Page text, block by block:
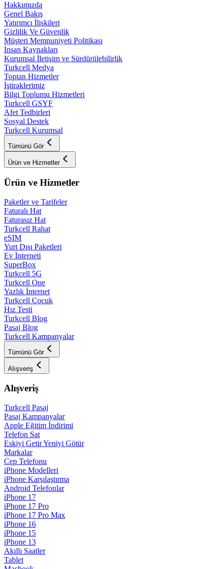
Hakkımızda
Genel Bakış
Yatırımcı İlişkileri
Gizlilik Ve Güvenlik
Müşteri Memnuniyeti Politikası
İnsan Kaynakları
Kurumsal İletişim ve Sürdürülebilirlik
Turkcell Medya
Toptan Hizmetler
İştiraklerimiz
Bilgi Toplumu Hizmetleri
Turkcell GSYF
Afet Tedbirleri
Sosyal Destek
Turkcell Kurumsal
Tümünü Gör
Ürün ve Hizmetler
Ürün ve Hizmetler
Paketler ve Tarifeler
Faturalı Hat
Faturasız Hat
Turkcell Rahat
eSIM
Yurt Dışı Paketleri
Ev İnterneti
SuperBox
Turkcell 5G
Turkcell One
Yazlık İnternet
Turkcell Çocuk
Hız Testi
Turkcell Blog
Pasaj Blog
Turkcell Kampanyalar
Tümünü Gör
Alışveriş
Alışveriş
Turkcell Pasaj
Pasaj Kampanyalar
Apple Eğitim İndirimi
Telefon Sat
Eskiyi Getir Yeniyi Götür
Markalar
Cep Telefonu
iPhone Modelleri
iPhone Karşılaştırma
Android Telefonlar
iPhone 17
iPhone 17 Pro
iPhone 17 Pro Max
iPhone 16
iPhone 15
iPhone 13
Akıllı Saatler
Tablet